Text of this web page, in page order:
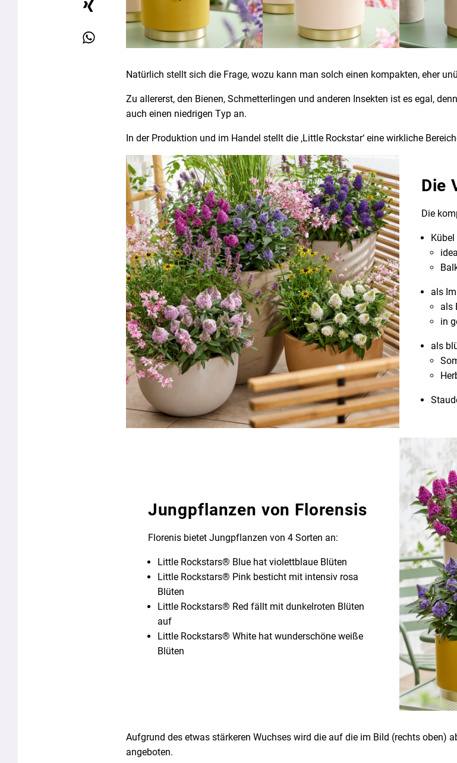
Natürlich stellt sich die Frage, wozu kann man solch einen kompakten, eher
Zu allererst, den Bienen, Schmetterlingen und anderen Insekten ist es egal,
auch einen niedrigen Typ an.
In der Produktion und im Handel stellt die ‚Little Rockstar‘ eine wirkliche
Die
Die
als
als
in
als
Jungpflanzen von Florensis
Florenis bietet Jungpflanzen von 4 Sorten an:
Little Rockstars® Blue hat violettblaue Blüten
Little Rockstars® Pink besticht mit intensiv rosa
Blüten
Little Rockstars® Red fällt mit dunkelroten Blüten
auf
Little Rockstars® White hat wunderschöne weiße
Blüten
Aufgrund des etwas stärkeren Wuchses wird die auf die im Bild (rechts oben)
angeboten.